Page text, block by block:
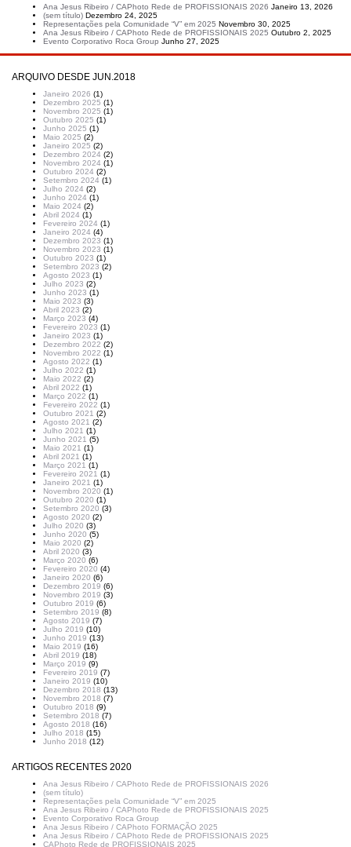
Ana Jesus Ribeiro / CAPhoto Rede de PROFISSIONAIS 2026 Janeiro 13, 2026
(sem título) Dezembro 24, 2025
Representações pela Comunidade “V” em 2025 Novembro 30, 2025
Ana Jesus Ribeiro / CAPhoto Rede de PROFISSIONAIS 2025 Outubro 2, 2025
Evento Corporativo Roca Group Junho 27, 2025
ARQUIVO DESDE JUN.2018
Janeiro 2026 (1)
Dezembro 2025 (1)
Novembro 2025 (1)
Outubro 2025 (1)
Junho 2025 (1)
Maio 2025 (2)
Janeiro 2025 (2)
Dezembro 2024 (2)
Novembro 2024 (1)
Outubro 2024 (2)
Setembro 2024 (1)
Julho 2024 (2)
Junho 2024 (1)
Maio 2024 (2)
Abril 2024 (1)
Fevereiro 2024 (1)
Janeiro 2024 (4)
Dezembro 2023 (1)
Novembro 2023 (1)
Outubro 2023 (1)
Setembro 2023 (2)
Agosto 2023 (1)
Julho 2023 (2)
Junho 2023 (1)
Maio 2023 (3)
Abril 2023 (2)
Março 2023 (4)
Fevereiro 2023 (1)
Janeiro 2023 (1)
Dezembro 2022 (2)
Novembro 2022 (1)
Agosto 2022 (1)
Julho 2022 (1)
Maio 2022 (2)
Abril 2022 (1)
Março 2022 (1)
Fevereiro 2022 (1)
Outubro 2021 (2)
Agosto 2021 (2)
Julho 2021 (1)
Junho 2021 (5)
Maio 2021 (1)
Abril 2021 (1)
Março 2021 (1)
Fevereiro 2021 (1)
Janeiro 2021 (1)
Novembro 2020 (1)
Outubro 2020 (1)
Setembro 2020 (3)
Agosto 2020 (2)
Julho 2020 (3)
Junho 2020 (5)
Maio 2020 (2)
Abril 2020 (3)
Março 2020 (6)
Fevereiro 2020 (4)
Janeiro 2020 (6)
Dezembro 2019 (6)
Novembro 2019 (3)
Outubro 2019 (6)
Setembro 2019 (8)
Agosto 2019 (7)
Julho 2019 (10)
Junho 2019 (13)
Maio 2019 (16)
Abril 2019 (18)
Março 2019 (9)
Fevereiro 2019 (7)
Janeiro 2019 (10)
Dezembro 2018 (13)
Novembro 2018 (7)
Outubro 2018 (9)
Setembro 2018 (7)
Agosto 2018 (16)
Julho 2018 (15)
Junho 2018 (12)
ARTIGOS RECENTES 2020
Ana Jesus Ribeiro / CAPhoto Rede de PROFISSIONAIS 2026
(sem título)
Representações pela Comunidade “V” em 2025
Ana Jesus Ribeiro / CAPhoto Rede de PROFISSIONAIS 2025
Evento Corporativo Roca Group
Ana Jesus Ribeiro / CAPhoto FORMAÇÃO 2025
Ana Jesus Ribeiro / CAPhoto Rede de PROFISSIONAIS 2025
CAPhoto Rede de PROFISSIONAIS 2025